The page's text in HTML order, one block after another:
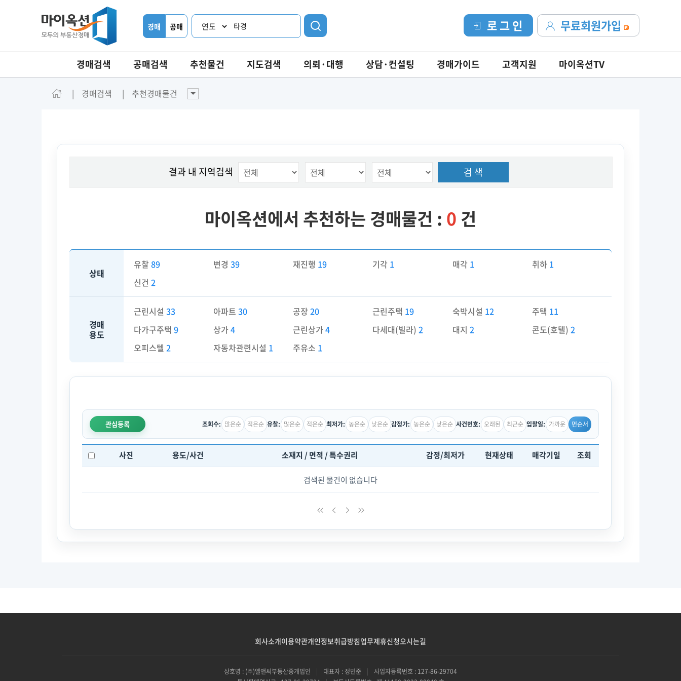
경매 공매 타경 무료회원가입
로 그 인
경매검색 공매검색 추천물건 지도검색 의뢰·대행 상담·컨설팅 경매가이드 고객지원 마이옥션TV
경매검색 추천경매물건
결과 내 지역검색 검 색
마이옥션에서 추천하는 경매물건 : 0 건
상태
유찰 89 변경39 재진행 19 기각 1 매각 1 취하 1
신건 2
경매
용도
근린시설 33 아파트30 공장20 근린주택 19 숙박시설 12 주택 11
다가구주택 9 상가4 근린상가4 다세대(빌라)2 대지 2 콘도(호텔) 2
오피스텔 2 자동차관련시설 1 주유소 1
관심등록 조회수: 많은순 적은순 유찰: 많은순 적은순 최저가: 높은순 낮은순 감정가: 높은순 낮은순 사건번호: 오래된 최근순 입찰일: 가까운 먼순서
사진 용도/사건 소재지 / 면적 / 특수권리 감정/최저가 현재상태 매각기일 조회
검색된 물건이 없습니다
회사소개이용약관개인정보취급방침업무제휴신청오시는길
상호명 : (주)엘앤씨부동산중개법인 | 대표자 : 정민준 |
사업자등록번호 : 127-86-29704